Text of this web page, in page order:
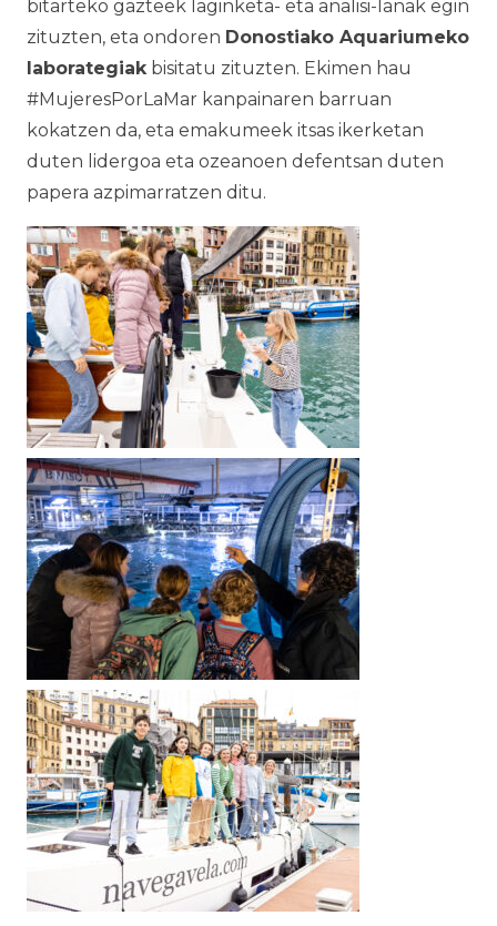
bitarteko gazteek laginketa- eta analisi-lanak egin
zituzten, eta ondoren Donostiako Aquariumeko
laborategiakbisitatu zituzten. Ekimen hau
#MujeresPorLaMar kanpainaren barruan
kokatzen da, eta emakumeek itsas ikerketan
duten lidergoa eta ozeanoen defentsan duten
papera azpimarratzen ditu.